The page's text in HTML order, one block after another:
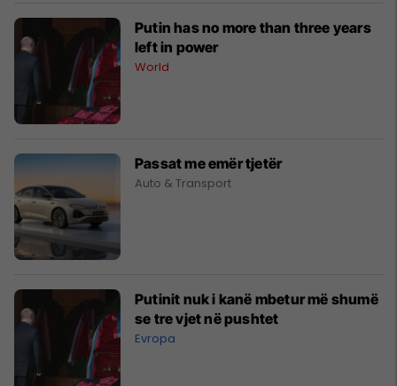
Putin has no more than three years
left in power
World
Passat me emër tjetër
Auto & Transport
Putinit nuk i kanë mbetur më shumë
se tre vjet në pushtet
Evropa